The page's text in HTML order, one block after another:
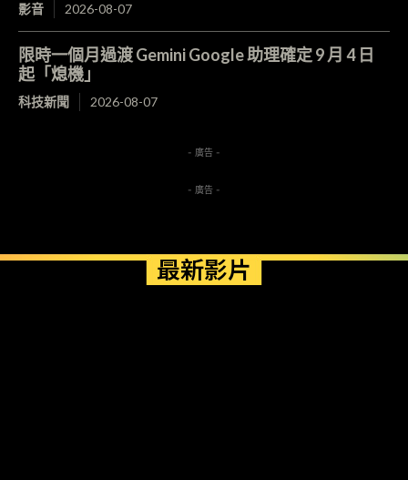
影音 2026-08-07
限時一個月過渡 Gemini Google 助理確定 9 月 4 日
起「熄機」
科技新聞 2026-08-07
- 廣告 -
- 廣告 -
最新影片